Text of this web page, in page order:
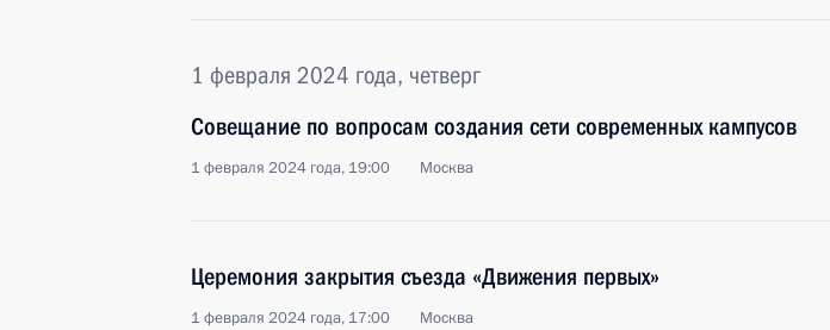
1 февраля 2024 года, четверг
Совещание по вопросам создания сети современных кампусов
1 февраля 2024 года, 19:00 Москва
Церемония закрытия съезда «Движения первых»
1 февраля 2024 года, 17:00 Москва